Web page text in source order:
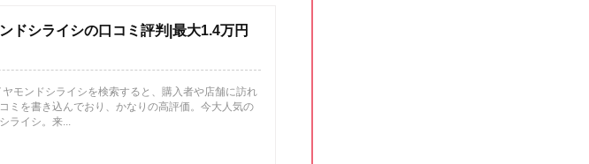
ドシライシの口コミ評判|最大1.4万円
モンドシライシを検索すると、購入者や店舗に訪れ
ミを書き込んでおり、かなりの高評価。今大人気の
ライシ。来...